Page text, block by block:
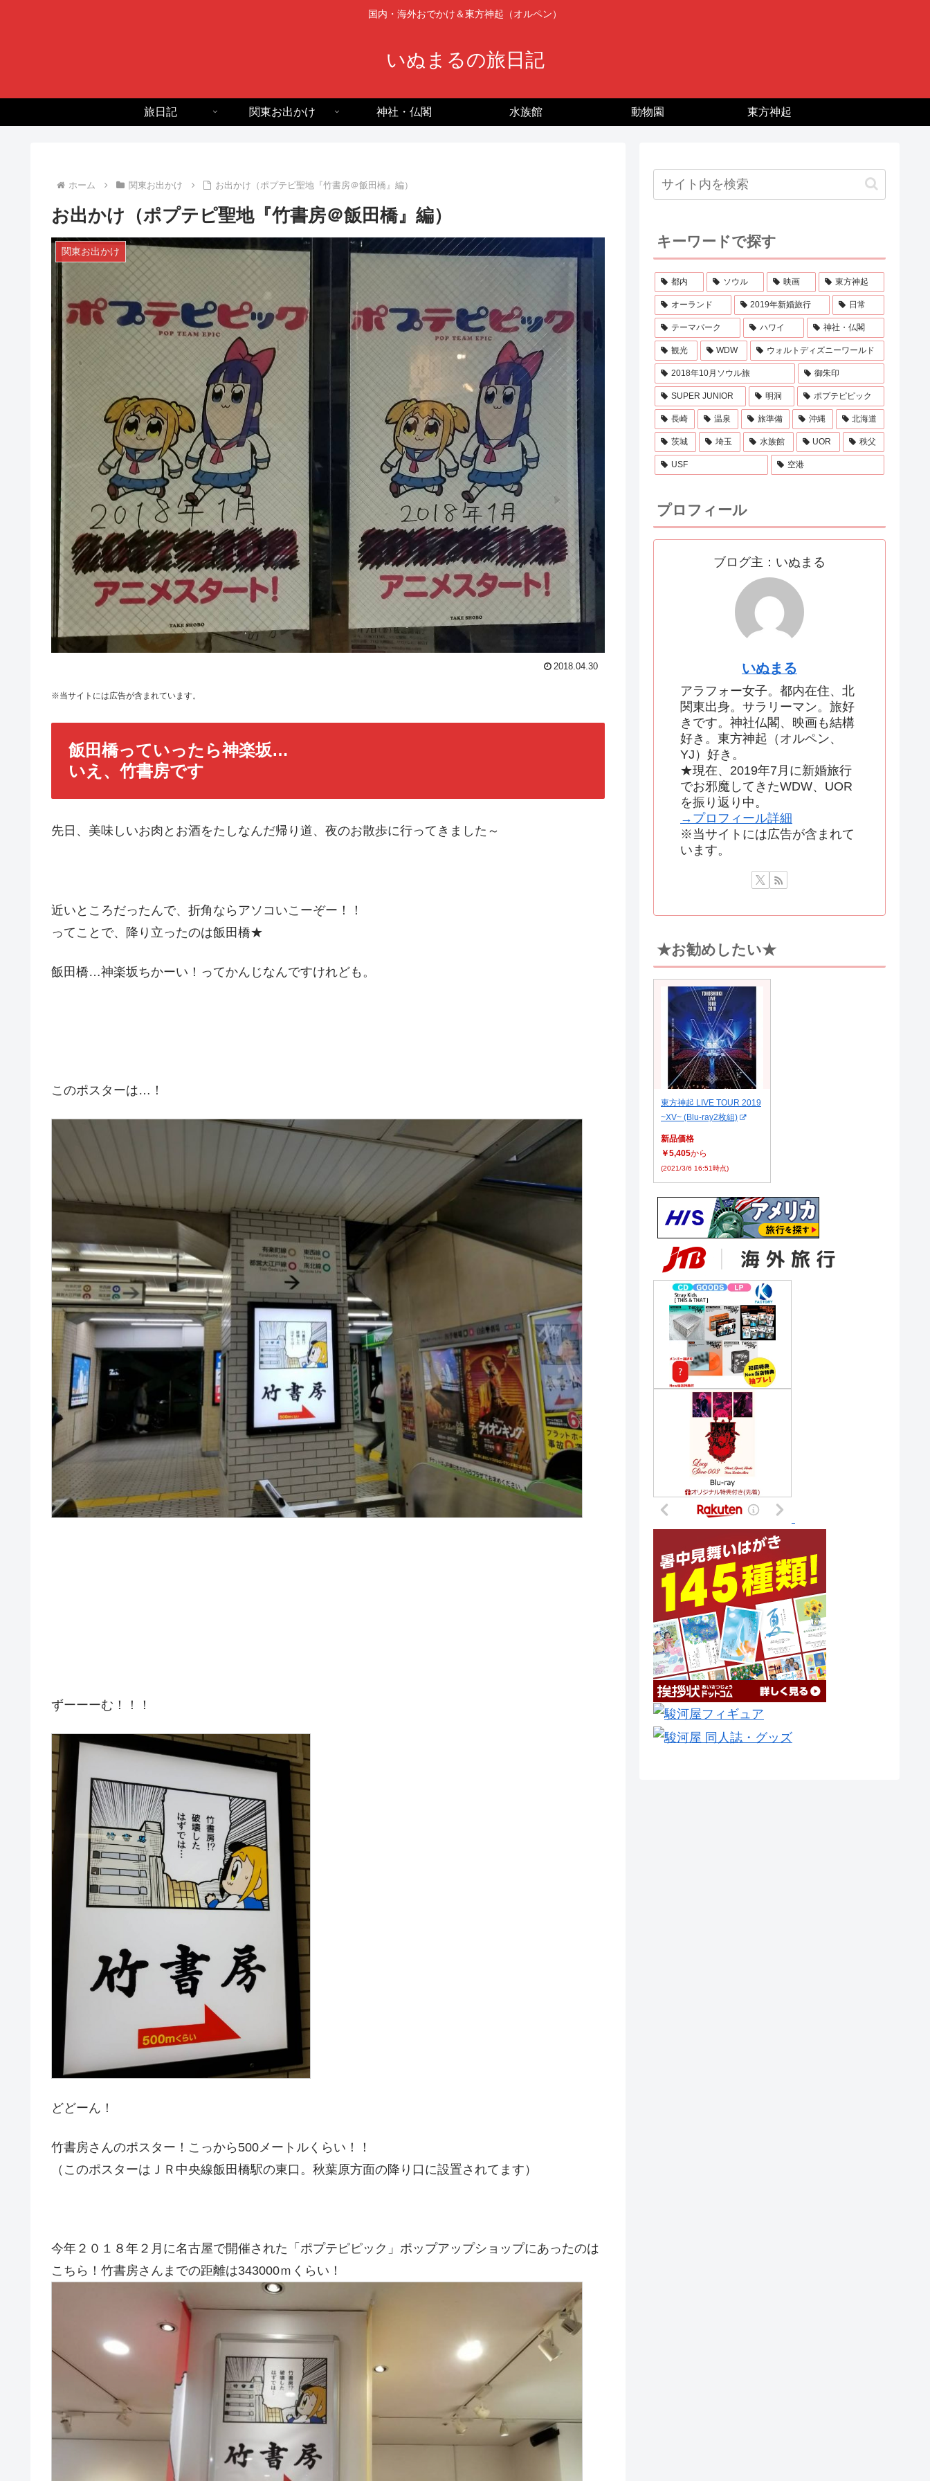
国内・海外おでかけ＆東方神起（オルペン）
いぬまるの旅日記
旅日記 関東お出かけ 神社・仏閣 水族館 動物園 東方神起
ホーム 関東お出かけ お出かけ（ポプテピ聖地『竹書房＠飯田橋』編）
お出かけ（ポプテピ聖地『竹書房＠飯田橋』編）
関東お出かけ
2018.04.30
※当サイトには広告が含まれています。
飯田橋っていったら神楽坂…
いえ、竹書房です
先日、美味しいお肉とお酒をたしなんだ帰り道、夜のお散歩に行ってきました～
近いところだったんで、折角ならアソコいこーぞー！！
ってことで、降り立ったのは飯田橋★
飯田橋…神楽坂ちかーい！ってかんじなんですけれども。
このポスターは…！
ずーーーむ！！！
どどーん！
竹書房さんのポスター！こっから500メートルくらい！！
（このポスターはＪＲ中央線飯田橋駅の東口。秋葉原方面の降り口に設置されてます）
今年２０１８年２月に名古屋で開催された「ポプテピピック」ポップアップショップにあったのは
こちら！竹書房さんまでの距離は343000ｍくらい！
キーワードで探す
都内 ソウル 映画 東方神起
オーランド 2019年新婚旅行 日常
テーマパーク ハワイ 神社・仏閣
観光 WDW ウォルトディズニーワールド
2018年10月ソウル旅 御朱印
SUPER JUNIOR 明洞 ポプテピピック
長崎 温泉 旅準備 沖縄 北海道
茨城 埼玉 水族館 UOR 秩父
USF 空港
プロフィール
ブログ主：いぬまる
いぬまる
アラフォー女子。都内在住、北
関東出身。サラリーマン。旅好
きです。神社仏閣、映画も結構
好き。東方神起（オルペン、
YJ）好き。
★現在、2019年7月に新婚旅行
でお邪魔してきたWDW、UOR
を振り返り中。
→プロフィール詳細
※当サイトには広告が含まれて
います。
★お勧めしたい★
東方神起 LIVE TOUR 2019
~XV~ (Blu-ray2枚組)
新品価格
￥5,405から
(2021/3/6 16:51時点)